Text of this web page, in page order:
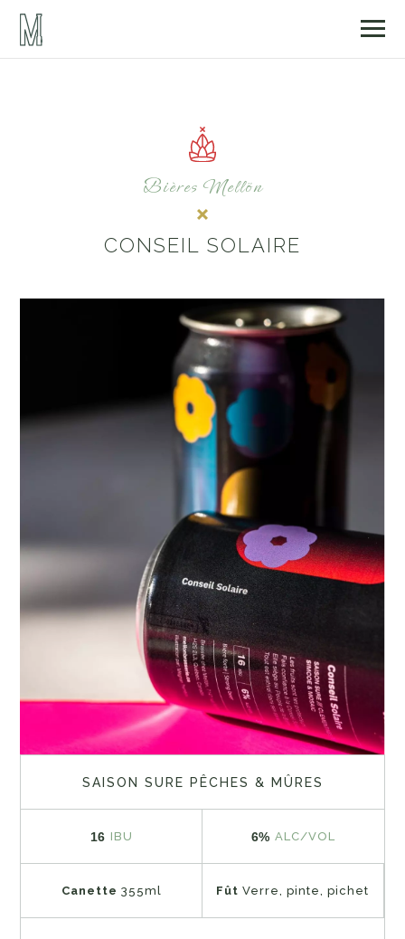
Bières Mellön
CONSEIL SOLAIRE
SAISON SURE PÊCHES & MÛRES
16 IBU 6% ALC/VOL
Canette 355ml FûtVerre, pinte, pichet